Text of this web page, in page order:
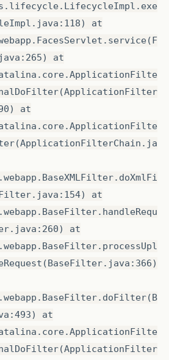
at
at
at
at
at
at